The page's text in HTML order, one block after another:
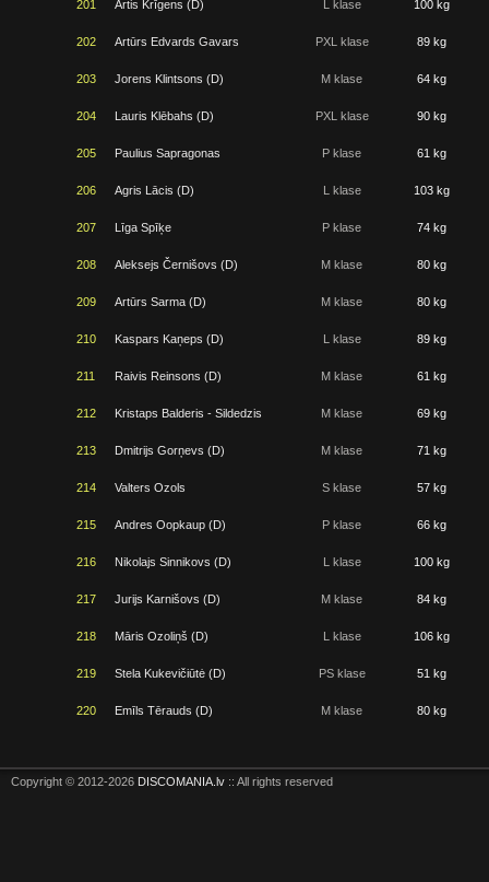
201 Artis Krīgens (D) L klase 100 kg
202 Artūrs Edvards Gavars PXL klase 89 kg
203 Jorens Klintsons (D) M klase 64 kg
204 Lauris Klēbahs (D) PXL klase 90 kg
205 Paulius Sapragonas P klase 61 kg
206 Agris Lācis (D) L klase 103 kg
207 Līga Spīķe P klase 74 kg
208 Aleksejs Černišovs (D) M klase 80 kg
209 Artūrs Sarma (D) M klase 80 kg
210 Kaspars Kaņeps (D) L klase 89 kg
211 Raivis Reinsons (D) M klase 61 kg
212 Kristaps Balderis - Sildedzis M klase 69 kg
213 Dmitrijs Gorņevs (D) M klase 71 kg
214 Valters Ozols S klase 57 kg
215 Andres Oopkaup (D) P klase 66 kg
216 Nikolajs Sinnikovs (D) L klase 100 kg
217 Jurijs Karnišovs (D) M klase 84 kg
218 Māris Ozoliņš (D) L klase 106 kg
219 Stela Kukevičiūtė (D) PS klase 51 kg
220 Emīls Tērauds (D) M klase 80 kg
Copyright © 2012-2026 DISCOMANIA.lv :: All rights reserved